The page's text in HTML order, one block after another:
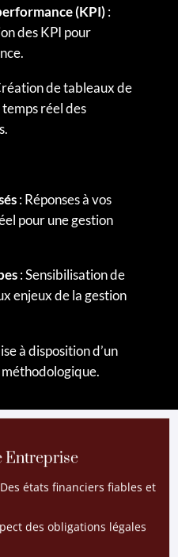
(KPI):
des KPI pour
de tableaux de
réel des
: Réponses à vos
pour une gestion
: Sensibilisation de
enjeux de la gestion
à disposition d’un
Entreprise
états financiers fiables et
des obligations légales